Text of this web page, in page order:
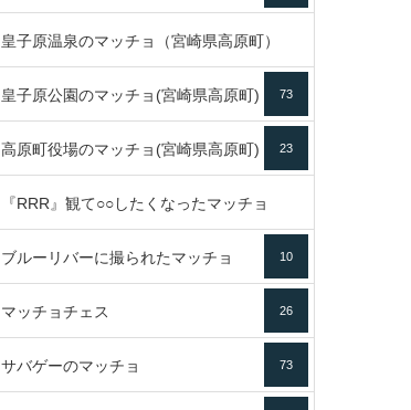
皇子原温泉のマッチョ（宮崎県高原町）
133
皇子原公園のマッチョ(宮崎県高原町) 73
高原町役場のマッチョ(宮崎県高原町) 23
『RRR』観て○○したくなったマッチョ
16
ブルーリバーに撮られたマッチョ 10
マッチョチェス 26
サバゲーのマッチョ 73